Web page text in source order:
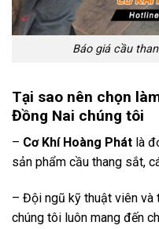
Báo giá cầu
Tại sao nên chọn
Đồng Nai chúng tôi
– Cơ Khí Hoàng Phát là
sản phẩm cầu thang sắt,
– Đội ngũ kỹ thuật viên và
chúng tôi luôn mang đến